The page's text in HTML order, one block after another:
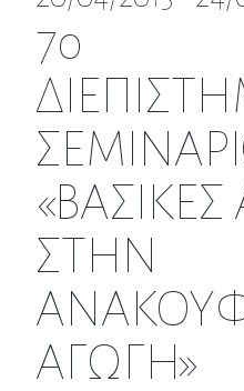
7o
ΣΤΗΝ
ΑΓΩΓΗ»